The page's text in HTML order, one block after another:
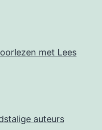
met Lees
auteurs